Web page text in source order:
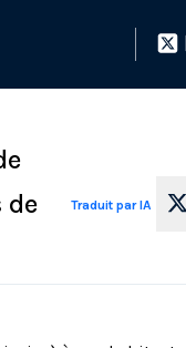
de
Traduit par IA